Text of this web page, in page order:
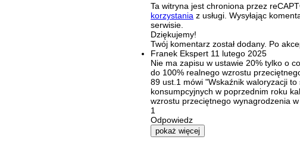
Ta witryna jest chroniona przez
korzystania z usługi. Wysyłając
serwisie.
Dziękujemy!
Twój komentarz został dodany. Po
Franek Ekspert 11 lutego 2025
Nie ma zapisu w ustawie 20% tylko o
do 100% realnego wzrostu
89 ust.1 mówi "Wskaźnik waloryzacji
konsumpcyjnych w poprzednim roku
wzrostu przeciętnego wynagrodzenia
1
Odpowiedz
pokaż więcej